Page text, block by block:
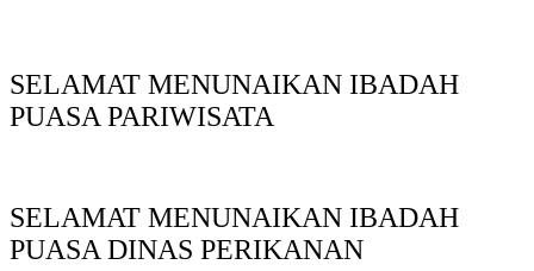
SELAMAT MENUNAIKAN IBADAH
PUASA PARIWISATA
SELAMAT MENUNAIKAN IBADAH
PUASA DINAS PERIKANAN